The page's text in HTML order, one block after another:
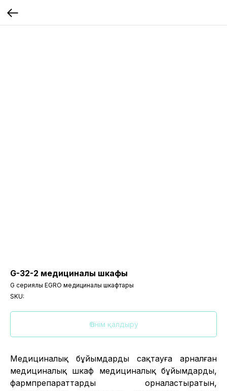
G-32-2 медициналық шкафы
G сериялы EGRO медициналық шкафтары
SKU:
Өтінім қалдыру
Медициналық бұйымдарды сақтауға арналған
медициналық шкаф медициналық бұйымдарды,
фармпрепараттарды орналастыратын,